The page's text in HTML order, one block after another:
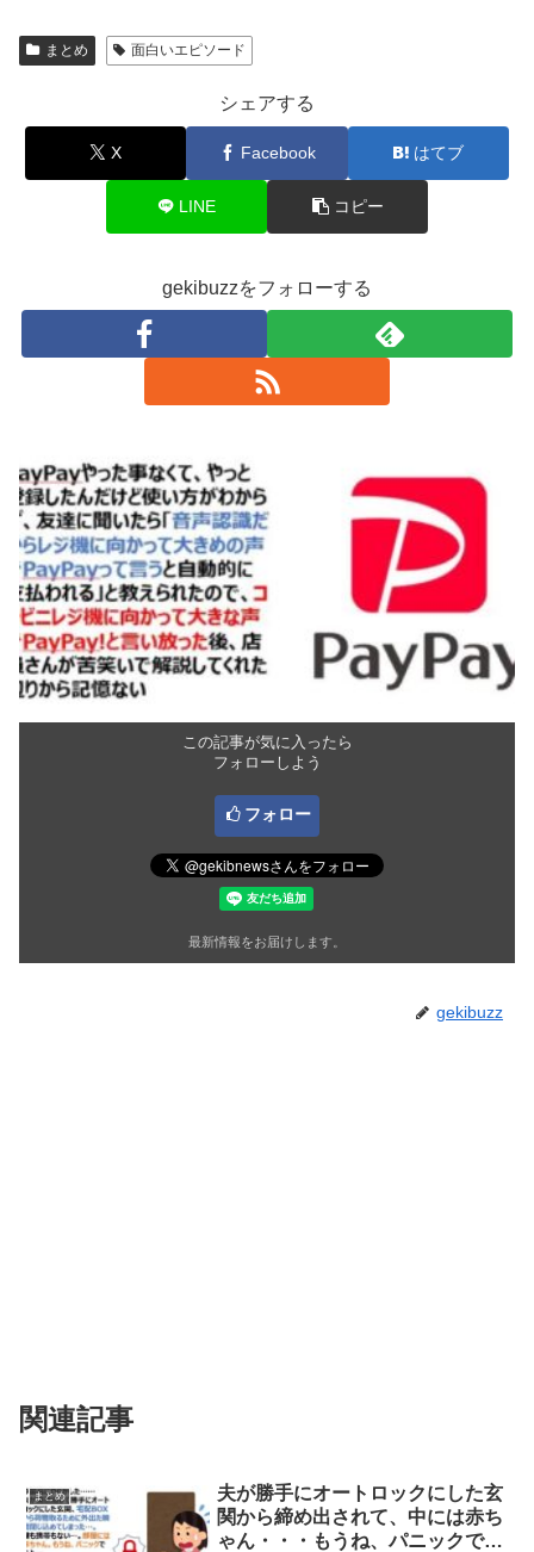
まとめ 面白いエピソード
シェアする
X Facebook はてブ
LINE コピー
gekibuzzをフォローする
この記事が気に入ったら
フォローしよう
フォロー
最新情報をお届けします。
gekibuzz
関連記事
まとめ
夫が勝手にオートロックにした玄
関から締め出されて、中には赤ち
ゃん・・・もうね、パニックです